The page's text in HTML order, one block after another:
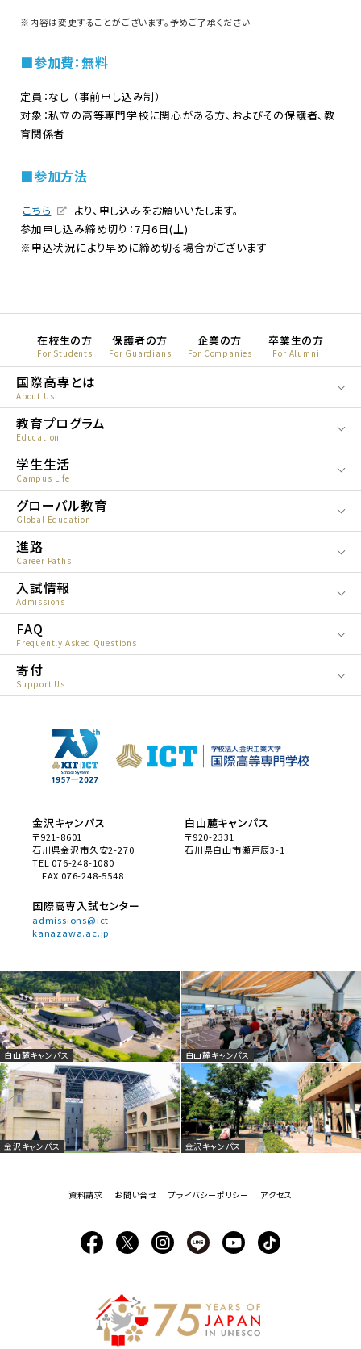
※内容は変更することがございます。予めご了承ください
■参加費：無料
定員：なし （事前申し込み制）
対象：私立の高等専門学校に関心がある方、およびその保護者、教
育関係者
■参加方法
こちら
より、申し込みをお願いいたします。
参加申し込み締め切り：7月6日(土)
※申込状況により早めに締め切る場合がございます
For Students
在校生の方
For Guardians
保護者の方
For Companies
企業の方
For Alumni
卒業生の方
About Us
国際高専とは
Education
教育プログラム
Campus Life
学生生活
Global Education
グローバル教育
Career Paths
進路
Admissions
入試情報
Frequently Asked Questions
FAQ
Support Us
寄付
金沢キャンパス
〒921-8601
石川県金沢市久安2-270
TEL 076-248-1080
FAX 076-248-5548
白山麓キャンパス
〒920-2331
石川県白山市瀬戸辰3-1
国際高専入試センター
admissions@ict-
kanazawa.ac.jp
白山麓キャンパス 白山麓キャンパス
金沢キャンパス 金沢キャンパス
資料請求 お問い合せ プライバシーポリシー アクセス